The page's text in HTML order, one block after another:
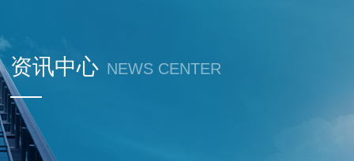
资讯中心 NEWS CENTER